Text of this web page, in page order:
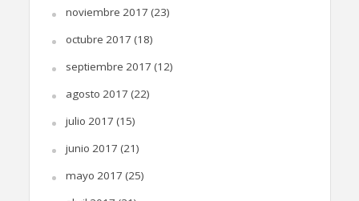
noviembre 2017 (23)
octubre 2017 (18)
septiembre 2017 (12)
agosto 2017 (22)
julio 2017 (15)
junio 2017 (21)
mayo 2017 (25)